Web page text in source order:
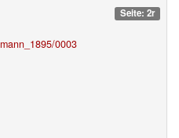
Seite: 2r
0003